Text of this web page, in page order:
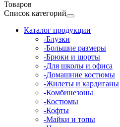
Товаров
Список категорий
Каталог продукции
-Блузки
-Большие размеры
-Брюки и шорты
-Для школы и офиса
-Домашние костюмы
-Жилеты и кардиганы
-Комбинезоны
-Костюмы
-Кофты
-Майки и топы